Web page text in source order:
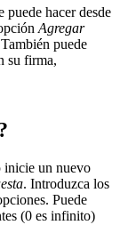
puede hacer desde
Agregar
puede
su firma,
inicie un nuevo
. Introduzca los
Puede
(0 es infinito)